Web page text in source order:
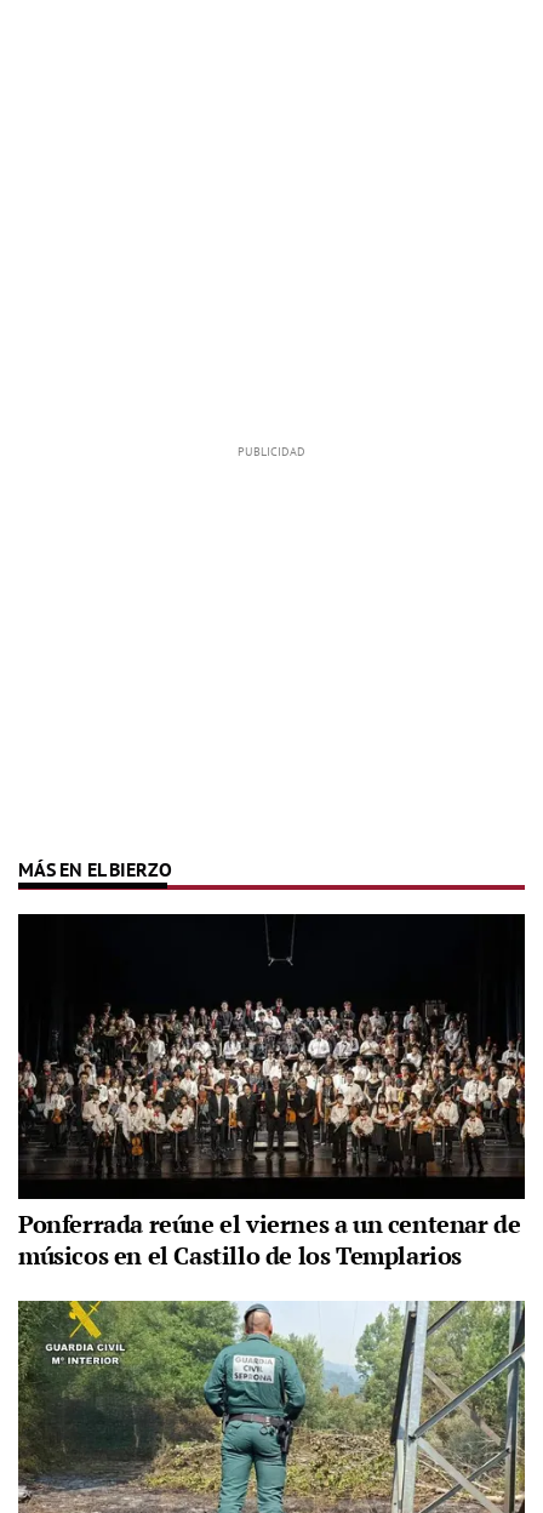
MÁS EN EL BIERZO
Ponferrada reúne el viernes a un centenar de
músicos en el Castillo de los Templarios